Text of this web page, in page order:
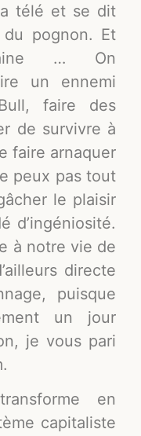
télé et se dit
pognon. Et
… On
un ennemi
faire des
de survivre à
faire arnaquer
peux pas tout
le plaisir
d’ingéniosité.
à notre vie de
directe
puisque
un jour
je vous pari
en
capitaliste